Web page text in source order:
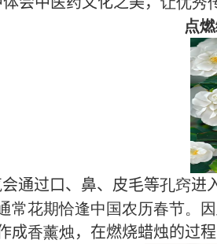
点
通过口、鼻、皮毛等孔窍进
常花期恰逢中国农历春节。
成香薰烛 ，在燃烧蜡烛的过